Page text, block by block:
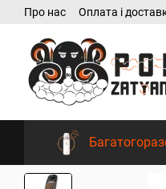
Перейти до основного
Про нас Оплата і